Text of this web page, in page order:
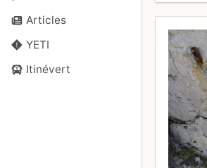
Articles
YETI
Itinévert